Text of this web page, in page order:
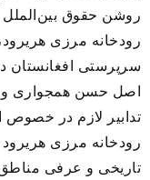
روشن حقوق
رودخانه مرزی
سرپرستی افغانستان
اصل حسن همجواری و
تدابیر لازم در خصوص
رودخانه مرزی
تاریخی و عرفی